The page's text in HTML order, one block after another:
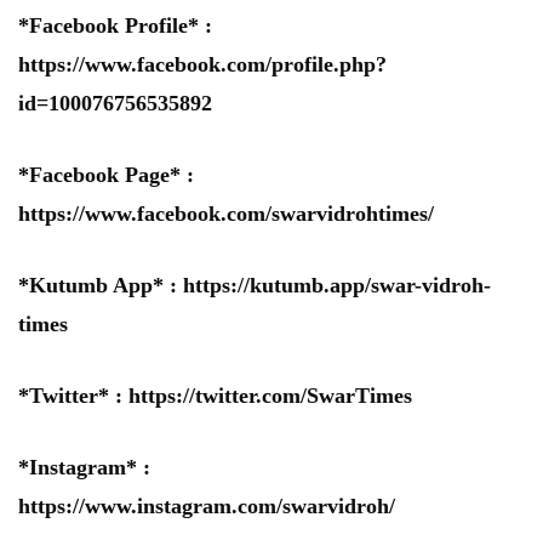
*Facebook Profile* :
https://www.facebook.com/profile.php?
id=100076756535892
*Facebook Page* :
https://www.facebook.com/swarvidrohtimes/
*Kutumb App* : https://kutumb.app/swar-vidroh-
times
*Twitter* : https://twitter.com/SwarTimes
*Instagram* :
https://www.instagram.com/swarvidroh/